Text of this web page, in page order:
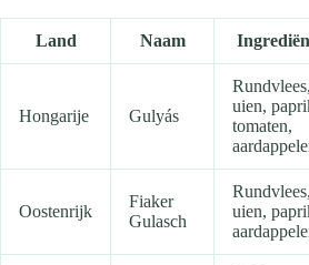
Land Naam
Hongarije Gulyás
Rundvlees,
uien,
tomaten,
Oostenrijk
Fiaker
Gulasch
Rundvlees,
uien,